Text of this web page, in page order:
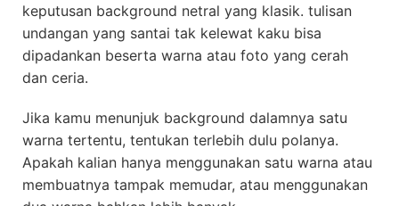
keputusan background netral yang klasik. tulisan
undangan yang santai tak kelewat kaku bisa
dipadankan beserta warna atau foto yang cerah
dan ceria.
Jika kamu menunjuk background dalamnya satu
warna tertentu, tentukan terlebih dulu polanya.
Apakah kalian hanya menggunakan satu warna atau
membuatnya tampak memudar, atau menggunakan